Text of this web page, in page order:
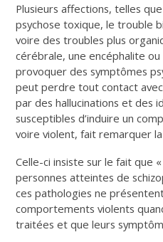
Plusieurs affections, telles
psychose toxique, le trouble
voire des troubles plus
cérébrale, une encéphalite
provoquer des symptômes
peut perdre tout contact
par des hallucinations et des
susceptibles d’induire un
voire violent, fait remarquer
Celle-ci insiste sur le fait que
personnes atteintes de
ces pathologies ne
comportements violents
traitées et que leurs